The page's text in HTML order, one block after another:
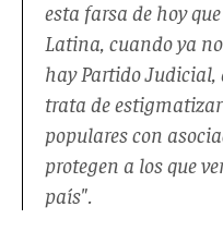
esta farsa de hoy
Latina, cuando ya
hay Partido Judicial,
trata de
populares con
protegen a los que
país".